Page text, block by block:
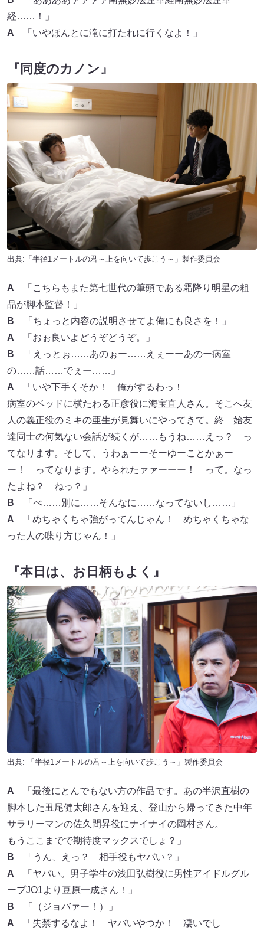
経……！」
A
「いやほんとに滝に打たれに行くなよ！」
『同度のカノン』
出典:「半径1メートルの君～上を向いて歩こう～」製作委員会
A
「こちらもまた第七世代の筆頭である霜降り明星の粗
品が脚本監督！」
B
「ちょっと内容の説明させてよ俺にも良さを！」
A
「おぉ良いよどうぞどうぞ。」
B
「えっとぉ……あのぉー……えぇーーあのー病室
の……話……でぇー……」
A
「いや下手くそか！ 俺がするわっ！
病室のベッドに横たわる正彦役に海宝直人さん。そこへ友
人の義正役のミキの亜生が見舞いにやってきて。終 始友
達同士の何気ない会話が続くが……もうね……えっ？ っ
てなります。そして、うわぁーーそーゆーことかぁー
ー！ ってなります。やられたァァーーー！ って。なっ
たよね？ ねっ？」
B
「べ……別に……そんなに……なってないし……」
A
「めちゃくちゃ強がってんじゃん！ めちゃくちゃな
った人の喋り方じゃん！」
『本日は、お日柄もよく』
出典: 「半径1メートルの君～上を向いて歩こう～」製作委員会
A
「最後にとんでもない方の作品です。あの半沢直樹の
脚本した丑尾健太郎さんを迎え、登山から帰ってきた中年
サラリーマンの佐久間昇役にナイナイの岡村さん。
もうここまでで期待度マックスでしょ？」
B
「うん、えっ？ 相手役もヤバい？」
A
「ヤバい。男子学生の浅田弘樹役に男性アイドルグル
ープJO1より豆原一成さん！」
B
「（ジョバァー！）」
A
「失禁するなよ！ ヤバいやつか！ 凄いでし